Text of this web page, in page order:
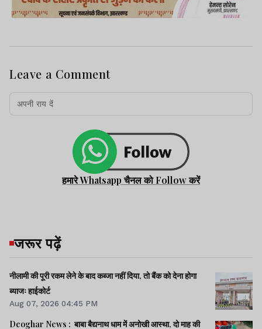
Leave a Comment
हमारे Whatsapp चैनल को Follow करें
जरूर पढ़ें
नीलामी की पूरी रकम लेने के बाद कब्जा नहीं दिया, तो बैंक को देना होगा
ब्याजः हाईकोर्ट
Aug 07, 2026 04:45 PM
Deoghar News : बाबा बैद्यनाथ धाम में अनोखी आस्था, दो माह की